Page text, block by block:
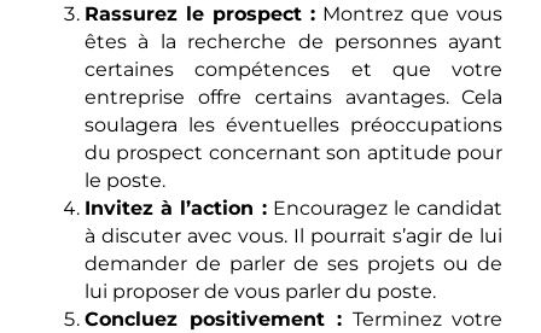
Rassurez le prospect : Montrez que vous
êtes à la recherche de personnes ayant
certaines compétences et que votre
entreprise offre certains avantages. Cela
soulagera les éventuelles préoccupations
du prospect concernant son aptitude pour
le poste.
Invitez à l’action :Encouragez le candidat
à discuter avec vous. Il pourrait s’agir de lui
demander de parler de ses projets ou de
lui proposer de vous parler du poste.
Concluez positivement :Terminez votre